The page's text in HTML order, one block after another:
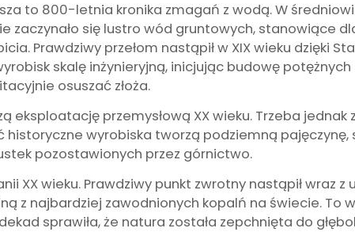
to 800-letnia kronika zmagań z wodą. W
zaczynało się lustro wód gruntowych, stanowiące
Prawdziwy przełom nastąpił w XIX wieku dzięki
skalę inżynieryjną, inicjując budowę
osuszać złoża.
eksploatację przemysłową XX wieku. Trzeba
historyczne wyrobiska tworzą podziemną
pozostawionych przez górnictwo.
XX wieku. Prawdziwy punkt zwrotny nastąpił wraz
z najbardziej zawodnionych kopalń na świecie. To
sprawiła, że natura została zepchnięta do